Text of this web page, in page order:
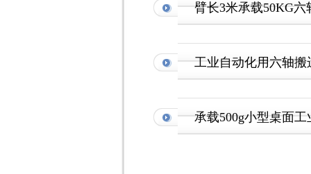
臂长3米承载50KG
工业自动化用六轴
承载500g小型桌面